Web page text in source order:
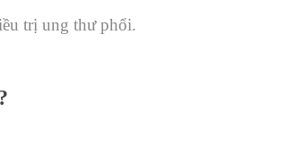
trị ung thư phổi.